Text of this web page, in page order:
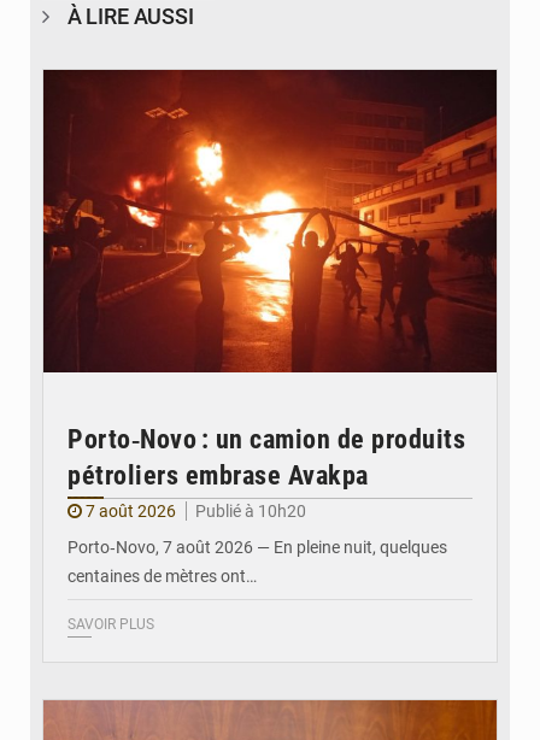
À LIRE AUSSI
Porto‑Novo : un camion de produits
pétroliers embrase Avakpa
7 août 2026
Publié à 10h20
Porto‑Novo, 7 août 2026 — En pleine nuit, quelques
centaines de mètres ont…
SAVOIR PLUS